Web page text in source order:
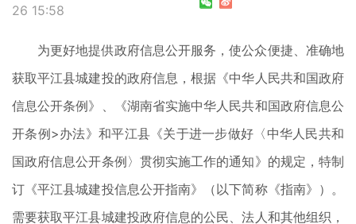
26 15:58
为更好地提供政府信息公开服务，使公众便捷、准确地
获取平江县城建投的政府信息，根据《中华人民共和国政府
信息公开条例》、《湖南省实施中华人民共和国政府信息公
开条例>办法》和平江县《关于进一步做好〈中华人民共和
国政府信息公开条例〉贯彻实施工作的通知》的规定，特制
订《平江县城建投信息公开指南》（以下简称《指南》）。
需要获取平江县城建投政府信息的公民、法人和其他组织，